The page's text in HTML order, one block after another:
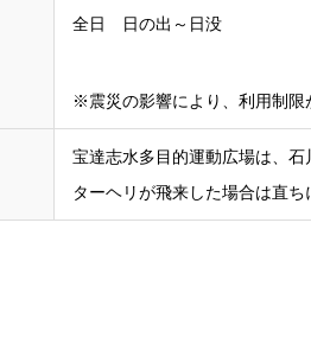
全日 日の出～日没
※震災の影響により、利用制限
宝達志水多目的運動広場は、
ターヘリが飛来した場合は直